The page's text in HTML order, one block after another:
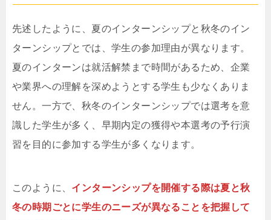
先述したように、夏のインターンシップと秋冬のイン
ターンシップとでは、学生の参加理由が異なります。
夏のインターンは就活解禁まで時間があるため、企業
や業界への理解を深めようとする学生も少なくありま
せん。一方で、秋冬のインターンシップでは選考を意
識した学生が多く、早期内定の獲得や本選考の予行演
習を目的に参加する学生が多くなります。
このように、 インターンシップを開催する際は夏と秋
冬の時期ごとに学生のニーズが異なることを把握して